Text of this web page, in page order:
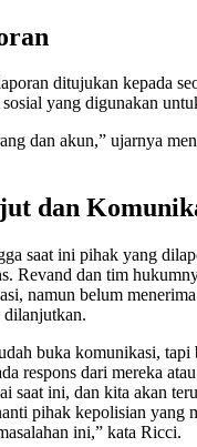
ditujukan kepada
yang digunakan
dan akun,” ujarnya
dan
saat ini pihak yang
Revand dan tim
namun belum
dilanjutkan.
buka komunikasi, tapi
respons dari mereka
saat ini, dan kita akan
pihak kepolisian yang
ini,” kata Ricci.